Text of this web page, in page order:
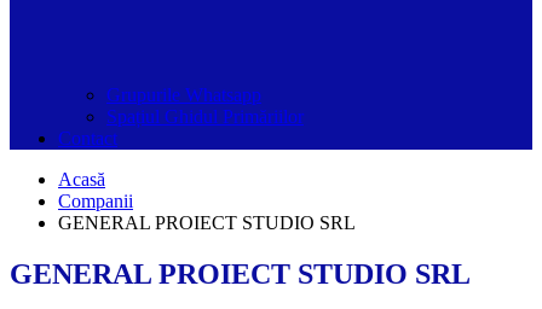
Grupurile Whatsapp
Spațiul Ghidul Primăriilor
Contact
Acasă
Companii
GENERAL PROIECT STUDIO SRL
GENERAL PROIECT STUDIO SRL